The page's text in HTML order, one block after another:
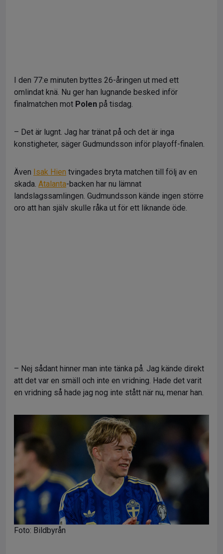
I den 77:e minuten byttes 26-åringen ut med ett
omlindat knä. Nu ger han lugnande besked inför
finalmatchen mot Polen på tisdag.
– Det är lugnt. Jag har tränat på och det är inga
konstigheter, säger Gudmundsson inför playoff-finalen.
Även Isak Hien tvingades bryta matchen till följ av en
skada. Atalanta-backen har nu lämnat
landslagssamlingen. Gudmundsson kände ingen större
oro att han själv skulle råka ut för ett liknande öde.
– Nej sådant hinner man inte tänka på. Jag kände direkt
att det var en smäll och inte en vridning. Hade det varit
en vridning så hade jag nog inte stått när nu, menar han.
Foto: Bildbyrån